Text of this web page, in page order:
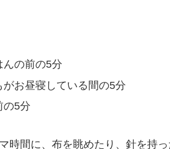
んの前の5分
がお昼寝している間の5分
の5分
時間に、布を眺めたり、針を持